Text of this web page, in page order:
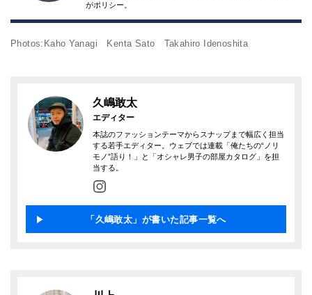
がポリシー。
Photos:Kaho Yanagi Kenta Sato Takahiro Idenoshita
久嶋敢太
エディター
本誌のファッションテーマからスナップまで幅広く担当
する若手エディター。ウェブでは連載「俺たちの“ノリ
モノ”語り！」と「オシャレ男子の部屋カタログ」を担
当する。
「久嶋敢太」が書いた記事一覧へ